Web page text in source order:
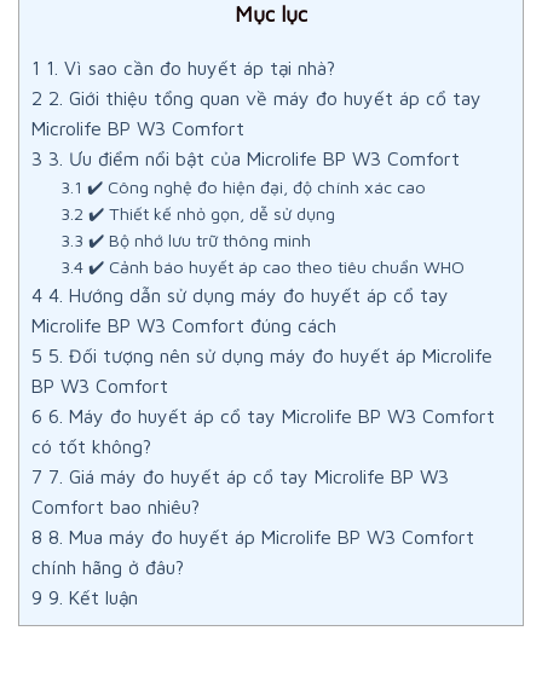
Mục lục
1 1. Vì sao cần đo huyết áp tại nhà?
2 2. Giới thiệu tổng quan về máy đo huyết áp cổ tay
Microlife BP W3 Comfort
3 3. Ưu điểm nổi bật của Microlife BP W3 Comfort
3.1 ✔️ Công nghệ đo hiện đại, độ chính xác cao
3.2 ✔️ Thiết kế nhỏ gọn, dễ sử dụng
3.3 ✔️ Bộ nhớ lưu trữ thông minh
3.4✔️ Cảnh báo huyết áp cao theo tiêu chuẩn WHO
4 4. Hướng dẫn sử dụng máy đo huyết áp cổ tay
Microlife BP W3 Comfort đúng cách
5 5. Đối tượng nên sử dụng máy đo huyết áp Microlife
BP W3 Comfort
6 6. Máy đo huyết áp cổ tay Microlife BP W3 Comfort
có tốt không?
7 7. Giá máy đo huyết áp cổ tay Microlife BP W3
Comfort bao nhiêu?
8 8. Mua máy đo huyết áp Microlife BP W3 Comfort
chính hãng ở đâu?
9 9. Kết luận